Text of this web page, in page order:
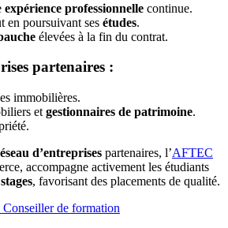
expérience professionnelle continue.
en poursuivant ses études.
élevées à la fin du contrat.
partenaires :
immobilières.
et gestionnaires de patrimoine.
d’entreprises partenaires, l’AFTEC
accompagne activement les étudiants
, favorisant des placements de qualité.
de formation